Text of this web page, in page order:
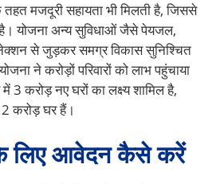
मजदूरी सहायता भी मिलती है, जिससे
है। योजना अन्य सुविधाओं जैसे पेयजल,
से जुड़कर समग्र विकास सुनिश्चित
ने करोड़ों परिवारों को लाभ पहुंचाया
करोड़ नए घरों का लक्ष्य शामिल है,
2 करोड़ घर हैं।
लिए आवेदन कैसे करें